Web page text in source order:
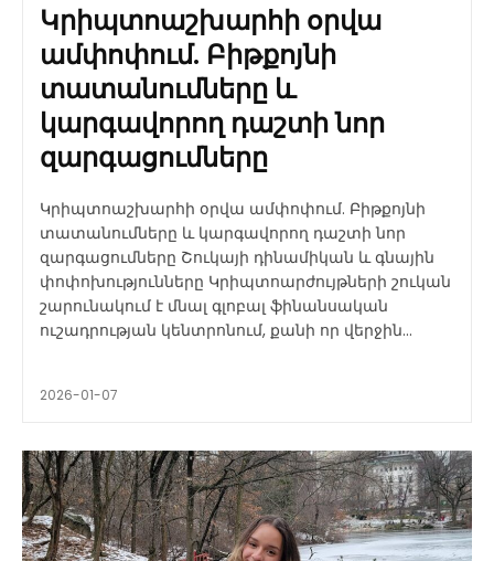
Կրիպտոաշխարհի օրվա
ամփոփում. Բիթքոյնի
տատանումները և
կարգավորող դաշտի նոր
զարգացումները
Կրիպտոաշխարհի օրվա ամփոփում. Բիթքոյնի
տատանումները և կարգավորող դաշտի նոր
զարգացումները Շուկայի դինամիկան և գնային
փոփոխությունները Կրիպտոարժույթների շուկան
շարունակում է մնալ գլոբալ ֆինանսական
ուշադրության կենտրոնում, քանի որ վերջին...
2026-01-07